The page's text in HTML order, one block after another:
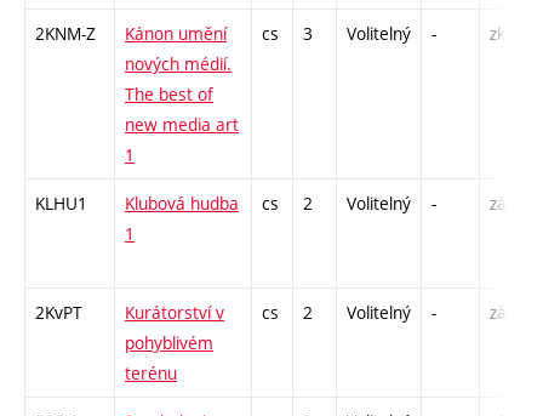
2KNM-Z
Kánon umění
nových médií.
The best of
new media art
1
cs 3 Volitelný - zk
KLHU1
Klubová hudba
1
cs 2 Volitelný - zá
2KvPT
Kurátorství v
pohyblivém
terénu
cs 2 Volitelný - zá